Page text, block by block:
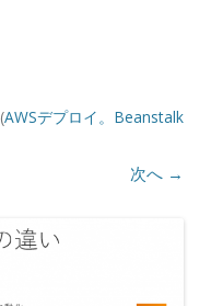
(AWSデプロイ。Beanstalk
次へ →